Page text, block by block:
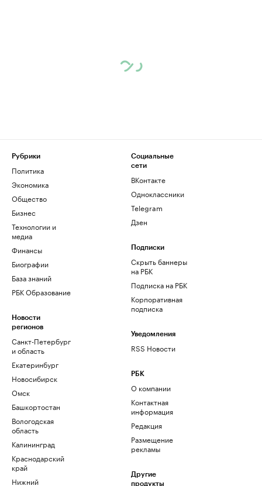
Рубрики
Политика
Экономика
Общество
Бизнес
Технологии и
медиа
Финансы
Биографии
База знаний
РБК Образование
Новости
регионов
Санкт-Петербург
и область
Екатеринбург
Новосибирск
Омск
Башкортостан
Вологодская
область
Калининград
Краснодарский
край
Нижний
Социальные
сети
ВКонтакте
Одноклассники
Telegram
Дзен
Подписки
Скрыть баннеры
на РБК
Подписка на РБК
Корпоративная
подписка
Уведомления
RSS Новости
РБК
О компании
Контактная
информация
Редакция
Размещение
рекламы
Другие
продукты